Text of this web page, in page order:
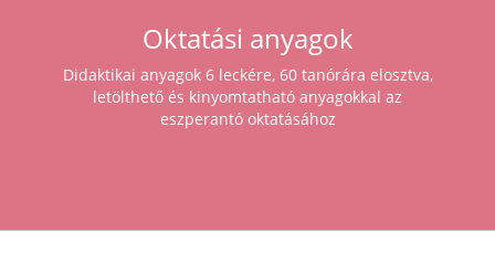
Oktatási anyagok
Didaktikai anyagok 6 leckére, 60 tanórára elosztva,
letölthető és kinyomtatható anyagokkal az
eszperantó oktatásához